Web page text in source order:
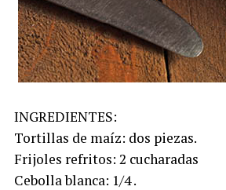
INGREDIENTES:
Tortillas de maíz: dos piezas.
Frijoles refritos: 2 cucharadas
Cebolla blanca: 1/4 .